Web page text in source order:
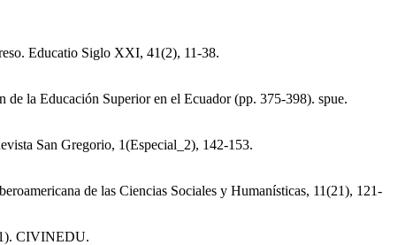
Educatio Siglo XXI, 41(2), 11-38.
la Educación Superior en el Ecuador (pp. 375-398). spue.
San Gregorio, 1(Especial_2), 142-153.
de las Ciencias Sociales y Humanísticas, 11(21), 121-
CIVINEDU.